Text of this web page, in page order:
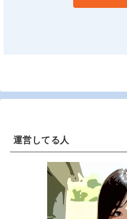
運営してる人